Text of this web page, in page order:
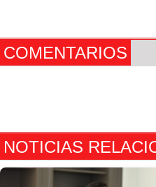
COMENTARIOS
NOTICIAS